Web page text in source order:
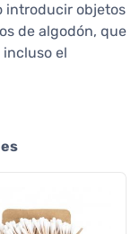
introducir objetos
de algodón, que
el